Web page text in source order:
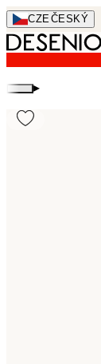
Skip
to
main
content.
CZEČESKÝ
▸